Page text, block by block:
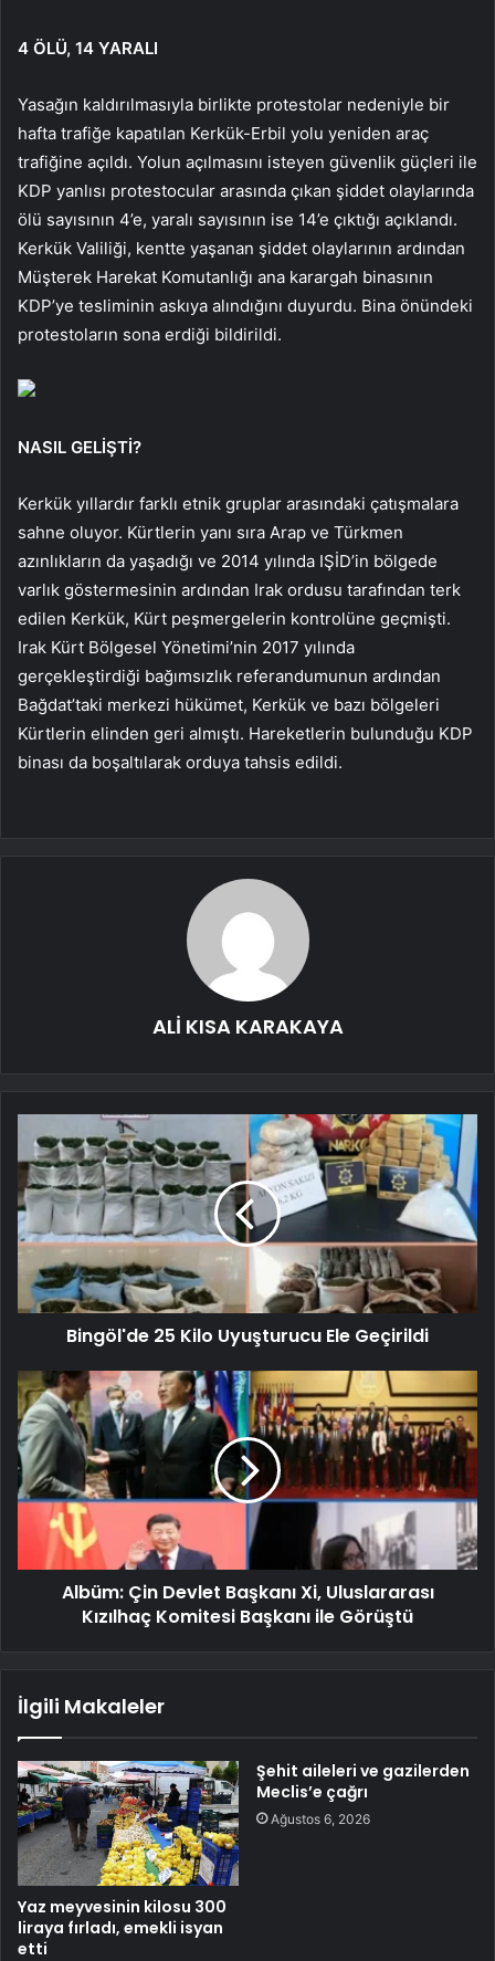
4 ÖLÜ, 14 YARALI
Yasağın kaldırılmasıyla birlikte protestolar nedeniyle bir
hafta trafiğe kapatılan Kerkük-Erbil yolu yeniden araç
trafiğine açıldı. Yolun açılmasını isteyen güvenlik güçleri ile
KDP yanlısı protestocular arasında çıkan şiddet olaylarında
ölü sayısının 4’e, yaralı sayısının ise 14’e çıktığı açıklandı.
Kerkük Valiliği, kentte yaşanan şiddet olaylarının ardından
Müşterek Harekat Komutanlığı ana karargah binasının
KDP’ye tesliminin askıya alındığını duyurdu. Bina önündeki
protestoların sona erdiği bildirildi.
NASIL GELİŞTİ?
Kerkük yıllardır farklı etnik gruplar arasındaki çatışmalara
sahne oluyor. Kürtlerin yanı sıra Arap ve Türkmen
azınlıkların da yaşadığı ve 2014 yılında IŞİD’in bölgede
varlık göstermesinin ardından Irak ordusu tarafından terk
edilen Kerkük, Kürt peşmergelerin kontrolüne geçmişti.
Irak Kürt Bölgesel Yönetimi’nin 2017 yılında
gerçekleştirdiği bağımsızlık referandumunun ardından
Bağdat’taki merkezi hükümet, Kerkük ve bazı bölgeleri
Kürtlerin elinden geri almıştı. Hareketlerin bulunduğu KDP
binası da boşaltılarak orduya tahsis edildi.
ALİ KISA KARAKAYA
Bingöl'de 25 Kilo Uyuşturucu Ele Geçirildi
Albüm: Çin Devlet Başkanı Xi, Uluslararası
Kızılhaç Komitesi Başkanı ile Görüştü
İlgili Makaleler
Yaz meyvesinin kilosu 300
liraya fırladı, emekli isyan
etti
Şehit aileleri ve gazilerden
Meclis’e çağrı
Ağustos 6, 2026